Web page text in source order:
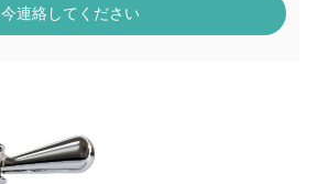
今連絡してください